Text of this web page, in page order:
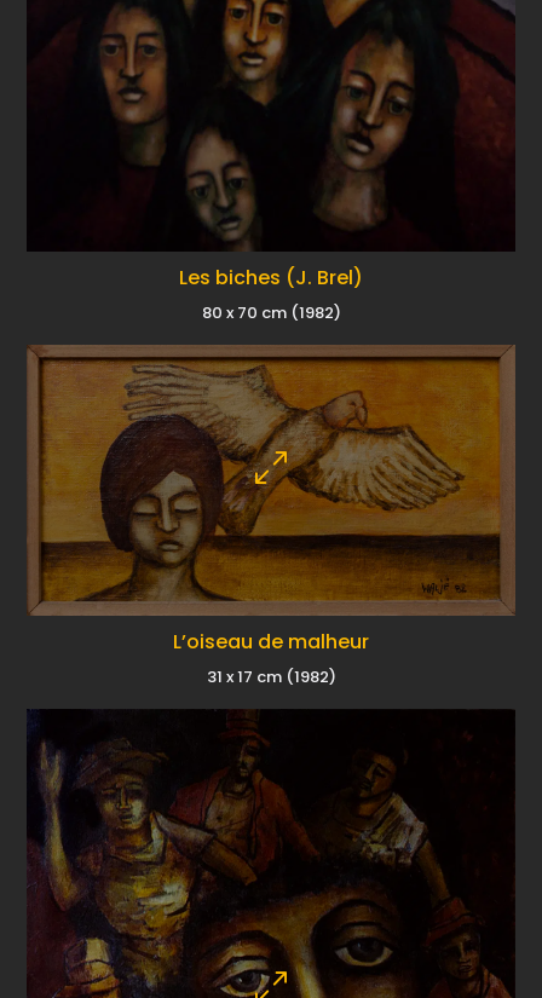
Les biches (J. Brel)
80 x 70 cm (1982)
L’oiseau de malheur
31 x 17 cm (1982)